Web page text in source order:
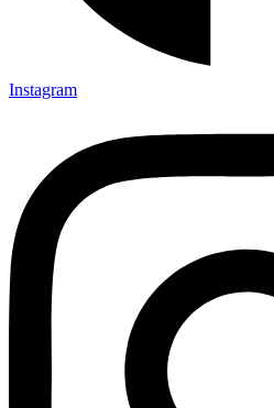
Instagram